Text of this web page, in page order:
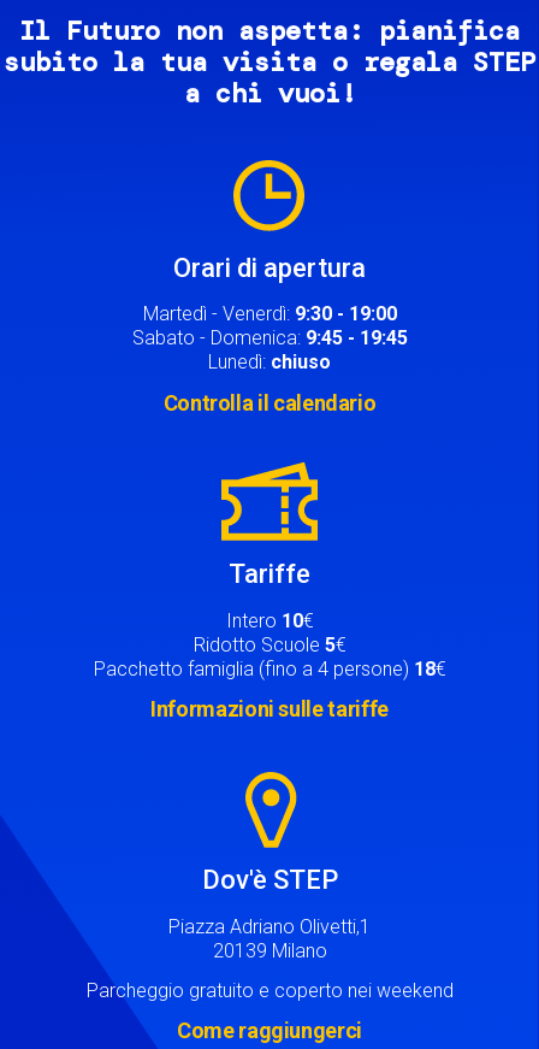
Il Futuro non aspetta: pianifica
subito la tua visita o regala STEP
a chi vuoi!
Orari di apertura
Martedì - Venerdì: 9:30 - 19:00
Sabato - Domenica: 9:45 - 19:45
Lunedì: chiuso
Controlla il calendario
Tariffe
Intero 10€
Ridotto Scuole 5€
Pacchetto famiglia (fino a 4 persone) 18€
Informazioni sulle tariffe
Dov'è STEP
Piazza Adriano Olivetti,1
20139 Milano
Parcheggio gratuito e coperto nei weekend
Come raggiungerci